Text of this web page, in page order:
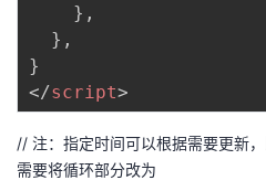
} ,
} ,
}
</script>
// 注：指定时间可以根据需要更新
需要将循环部分改为